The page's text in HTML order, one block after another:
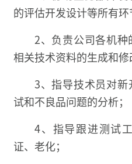
的评估开发设计等所有环
2、负责公司各机种
相关技术资料的生成和修
3、指导技术员对
试和不良品问题的分析；
4、指导跟进测试
证、老化；